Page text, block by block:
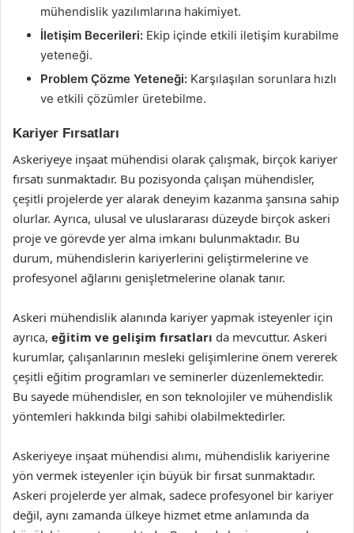
mühendislik yazılımlarına hakimiyet.
İletişim Becerileri: Ekip içinde etkili iletişim kurabilme
yeteneği.
Problem Çözme Yeteneği: Karşılaşılan sorunlara hızlı
ve etkili çözümler üretebilme.
Kariyer Fırsatları
Askeriyeye inşaat mühendisi olarak çalışmak, birçok kariyer
fırsatı sunmaktadır. Bu pozisyonda çalışan mühendisler,
çeşitli projelerde yer alarak deneyim kazanma şansına sahip
olurlar. Ayrıca, ulusal ve uluslararası düzeyde birçok askeri
proje ve görevde yer alma imkanı bulunmaktadır. Bu
durum, mühendislerin kariyerlerini geliştirmelerine ve
profesyonel ağlarını genişletmelerine olanak tanır.
Askeri mühendislik alanında kariyer yapmak isteyenler için
ayrıca, eğitim ve gelişim fırsatları da mevcuttur. Askeri
kurumlar, çalışanlarının mesleki gelişimlerine önem vererek
çeşitli eğitim programları ve seminerler düzenlemektedir.
Bu sayede mühendisler, en son teknolojiler ve mühendislik
yöntemleri hakkında bilgi sahibi olabilmektedirler.
Askeriyeye inşaat mühendisi alımı, mühendislik kariyerine
yön vermek isteyenler için büyük bir fırsat sunmaktadır.
Askeri projelerde yer almak, sadece profesyonel bir kariyer
değil, aynı zamanda ülkeye hizmet etme anlamında da